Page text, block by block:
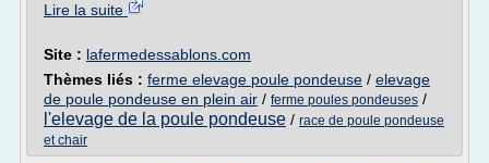
Lire la suite
Site : lafermedessablons.com
Thèmes liés : ferme elevage poule pondeuse / elevage
de poule pondeuse en plein air / ferme poules pondeuses /
l'elevage de la poule pondeuse / race de poule pondeuse
et chair